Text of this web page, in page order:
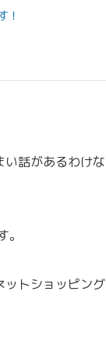
！
話があるわけな
。
ットショッピング